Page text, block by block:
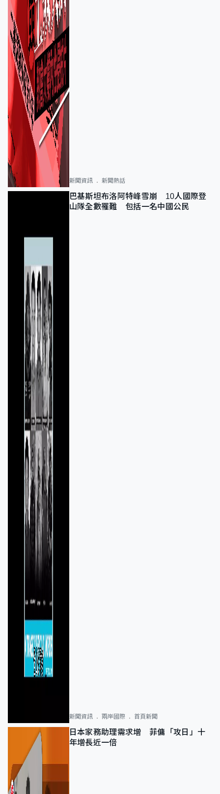
新聞資訊 新聞熱話
巴基斯坦布洛阿特峰雪崩 10人國際登
山隊全數罹難 包括一名中國公民
新聞資訊 兩岸國際 首頁新聞
日本家務助理需求增 菲傭「攻日」十
年增長近一倍